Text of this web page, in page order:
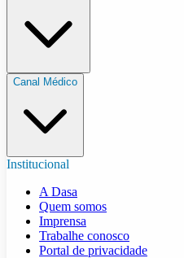
Canal Médico
Institucional
A Dasa
Quem somos
Imprensa
Trabalhe conosco
Portal de privacidade